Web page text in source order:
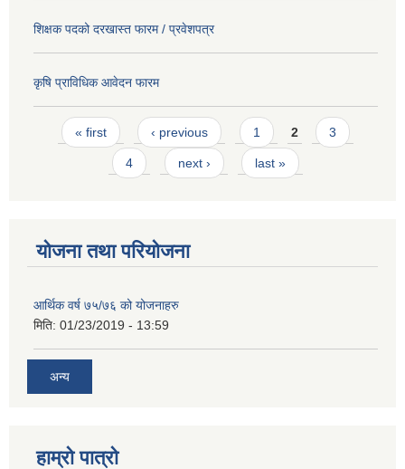
शिक्षक पदको दरखास्त फारम / प्रवेशपत्र
कृषि प्राविधिक आवेदन फारम
Pages
« first ‹ previous 1 2 3
4 next › last »
योजना तथा परियोजना
आर्थिक वर्ष ७५/७६ को योजनाहरु
मिति: 01/23/2019 - 13:59
अन्य
हाम्रो पात्रो